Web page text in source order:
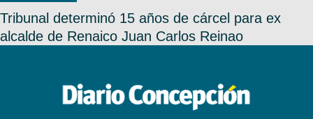
Tribunal determinó 15 años de cárcel para ex
alcalde de Renaico Juan Carlos Reinao